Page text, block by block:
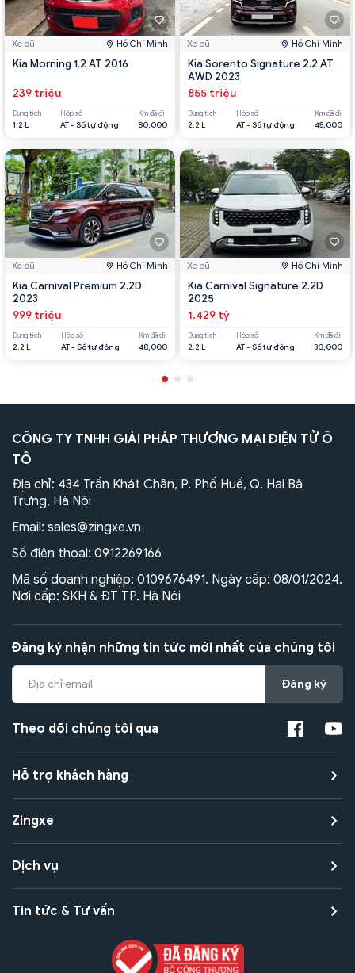
Xe cũ Hồ Chí Minh
Kia Morning 1.2 AT 2016
239 triệu
Dung tích
1.2 L
Hộp số
AT - Số tự động
Km đã đi
80,000
Xe cũ Hồ Chí Minh
Kia Carnival Premium 2.2D
2023
999 triệu
Dung tích
2.2 L
Hộp số
AT - Số tự động
Km đã đi
48,000
Xe cũ Hồ Chí Minh
Kia Sorento Signature 2.2 AT
AWD 2023
855 triệu
Dung tích
2.2 L
Hộp số
AT - Số tự động
Km đã đi
45,000
Xe cũ Hồ Chí Minh
Kia Carnival Signature 2.2D
2025
1.429 tỷ
Dung tích
2.2 L
Hộp số
AT - Số tự động
Km đã đi
30,000
CÔNG TY TNHH GIẢI PHÁP THƯƠNG MẠI ĐIỆN TỬ Ô
TÔ
Địa chỉ: 434 Trần Khát Chân, P. Phố Huế, Q. Hai Bà
Trưng, Hà Nội
Email: sales@zingxe.vn
Số điện thoại: 0912269166
Mã số doanh nghiệp: 0109676491. Ngày cấp: 08/01/2024.
Nơi cấp: SKH & ĐT TP. Hà Nội
Đăng ký nhận những tin tức mới nhất của chúng tôi
Đăng ký
Theo dõi chúng tôi qua
Hỗ trợ khách hàng
Zingxe
Dịch vụ
Tin tức & Tư vấn